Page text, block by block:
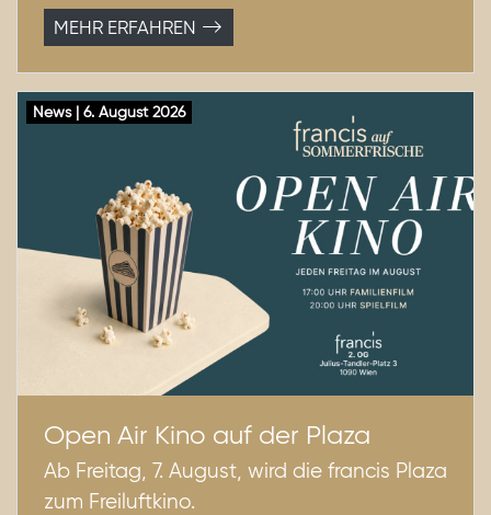
MEHR ERFAHREN
News | 6. August 2026
Open Air Kino auf der Plaza
Ab Freitag, 7. August, wird die francis Plaza
zum Freiluftkino.